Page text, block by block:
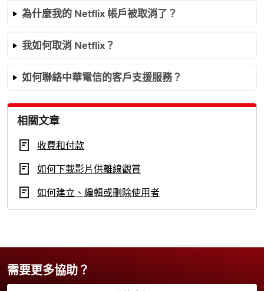
為什麼我的 Netflix 帳戶被取消了？
我如何取消 Netflix？
如何聯絡中華電信的客戶支援服務？
相關文章
收費和付款
如何下載影片供離線觀賞
如何建立、編輯或刪除使用者
需要更多協助？